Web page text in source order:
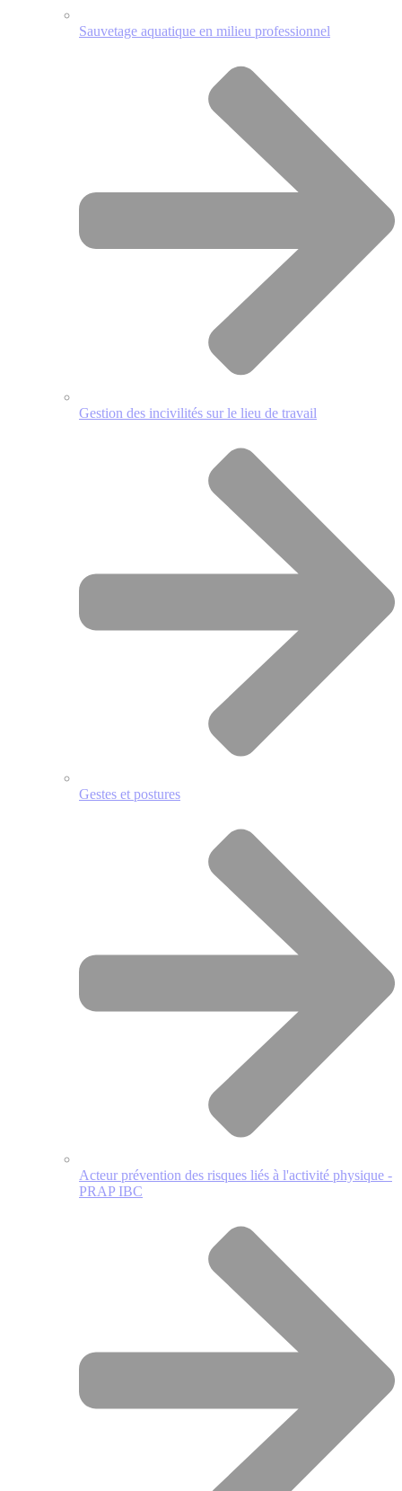
Sauvetage aquatique en milieu professionnel
Gestion des incivilités sur le lieu de travail
Gestes et postures
Acteur prévention des risques liés à l'activité physique -
PRAP IBC